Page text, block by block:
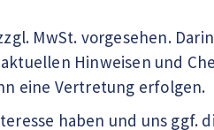
MwSt. vorgesehen.
Hinweisen und
eine Vertretung erfolgen.
haben und uns ggf.